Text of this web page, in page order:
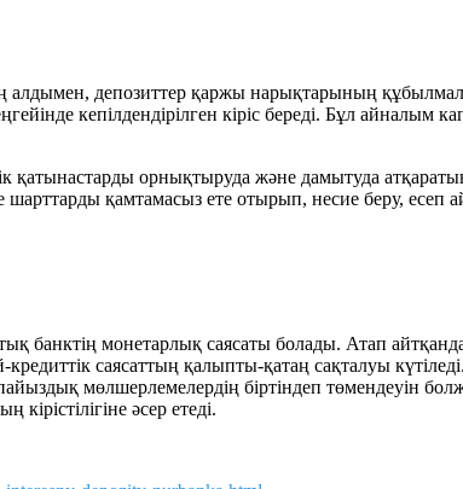
депозиттер қаржы нарықтарының
кепілдендірілген кіріс береді. Бұл айналым
қатынастарды орнықтыруда және дамытуда
қамтамасыз ете отырып, несие беру,
банктің монетарлық саясаты болады. Атап
саясаттың қалыпты-қатаң сақталуы
мөлшерлемелердің біртіндеп төмендеуін
әсер етеді.